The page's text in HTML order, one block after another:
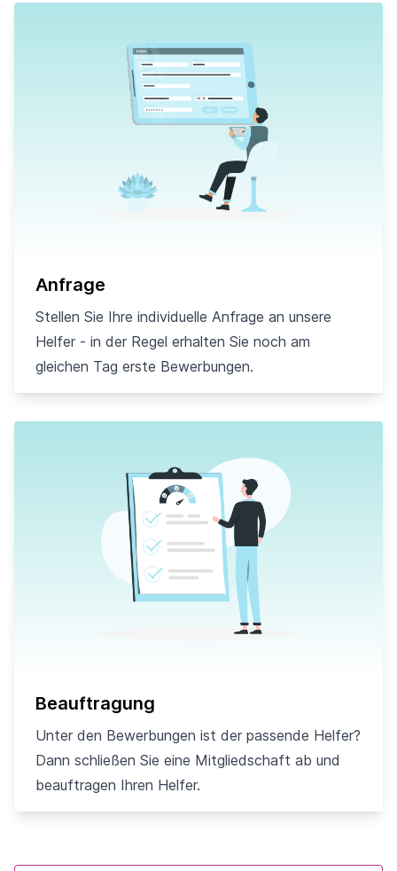
Anfrage
Stellen Sie Ihre individuelle Anfrage an unsere
Helfer - in der Regel erhalten Sie noch am
gleichen Tag erste Bewerbungen.
Beauftragung
Unter den Bewerbungen ist der passende Helfer?
Dann schließen Sie eine Mitgliedschaft ab und
beauftragen Ihren Helfer.